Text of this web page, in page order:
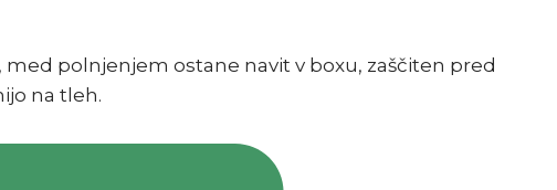
med polnjenjem ostane navit v boxu, zaščiten pred
na tleh.